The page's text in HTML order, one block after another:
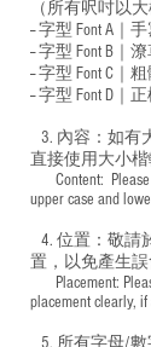
（所有呎吋以
-- 字型 Font A｜
-- 字型 Font B｜
-- 字型 Font C｜
-- 字型 Font D｜
3. 內容：如有
直接使用大小楷
Content: Please
upper case and
4. 位置：敬請
置，以免產生誤
Placement:
placement clearly, if